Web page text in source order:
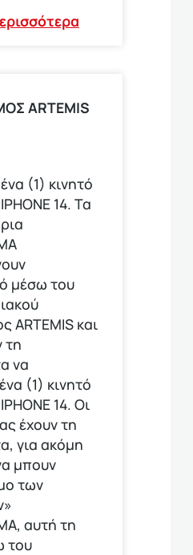
ARTEMIS
(1) κινητό
14. Τα
μέσω του
ARTEMIS και
τη
να
(1) κινητό
14. Οι
έχουν τη
για ακόμη
μπουν
των
αυτή τη
του